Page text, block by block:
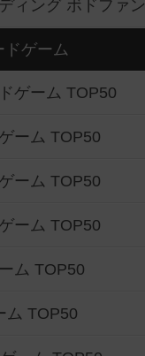
ィング ボドファン
ドゲーム
ゲーム TOP50
ーム TOP50
ーム TOP50
ーム TOP50
ム TOP50
ム TOP50